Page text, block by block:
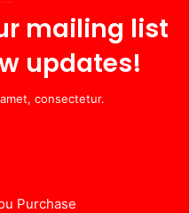
mailing list
updates!
consectetur.
Purchase